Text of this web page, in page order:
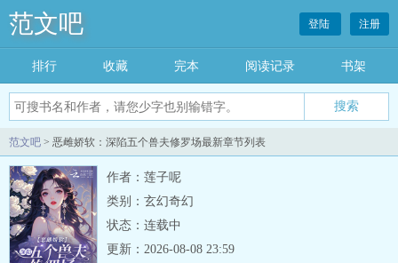
范文吧 登陆 注册
排行 收藏 完本 阅读记录 书架
范文吧 > 恶雌娇软：深陷五个兽夫修罗场最新章节列表
作者：莲子呢
类别：玄幻奇幻
状态：连载中
更新：2026-08-08 23:59